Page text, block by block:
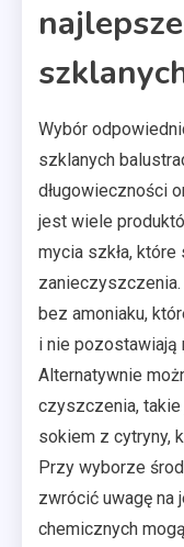
Wybór
szklanych
długowieczności
jest wiele
mycia szkła,
bez amoniaku,
i nie pozostawiają
Alternatywnie
czyszczenia,
sokiem z cytryny,
Przy wyborze
zwrócić uwagę na
chemicznych